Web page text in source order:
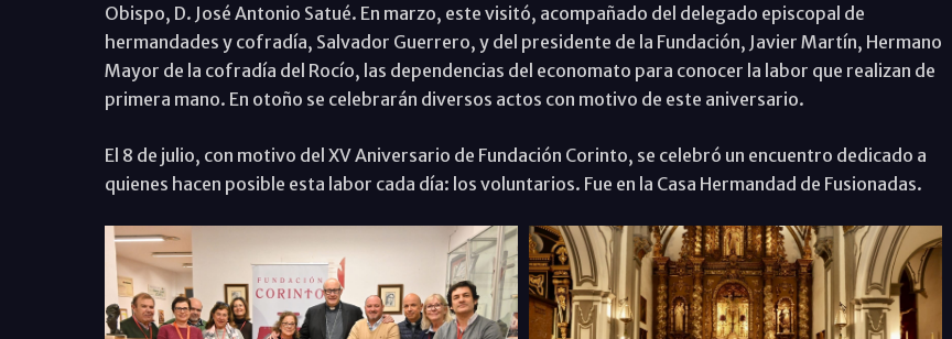
Obispo, D. José Antonio Satué. En marzo, este visitó, acompañado del delegado episcopal de
hermandades y cofradía, Salvador Guerrero, y del presidente de la Fundación, Javier Martín, Hermano
Mayor de la cofradía del Rocío, las dependencias del economato para conocer la labor que realizan de
primera mano. En otoño se celebrarán diversos actos con motivo de este aniversario.
El 8 de julio, con motivo del XV Aniversario de Fundación Corinto, se celebró un encuentro dedicado a
quienes hacen posible esta labor cada día: los voluntarios. Fue en la Casa Hermandad de Fusionadas.